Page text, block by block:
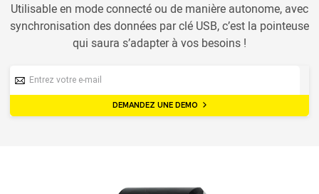
Utilisable en mode connecté ou de manière autonome, avec
synchronisation des données par clé USB, c’est la pointeuse
qui saura s’adapter à vos besoins !
DEMANDEZ UNE DEMO